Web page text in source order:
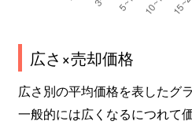
広さ×売却価格
広さ別の平均価格を表したグ
一般的には広くなるにつれて